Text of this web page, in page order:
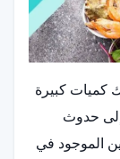
كميات كبيرة
حدوث
الموجود في